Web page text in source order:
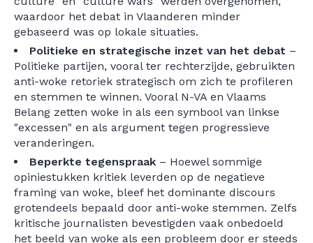
waardoor het debat in Vlaanderen minder
gebaseerd was op lokale situaties.
Politieke en strategische inzet van het debat –
Politieke partijen, vooral ter rechterzijde, gebruikten
anti-woke retoriek strategisch om zich te profileren
en stemmen te winnen. Vooral N-VA en Vlaams
Belang zetten woke in als een symbool van linkse
"excessen" en als argument tegen progressieve
veranderingen.
Beperkte tegenspraak – Hoewel sommige
opiniestukken kritiek leverden op de negatieve
framing van woke, bleef het dominante discours
grotendeels bepaald door anti-woke stemmen. Zelfs
kritische journalisten bevestigden vaak onbedoeld
het beeld van woke als een probleem door er steeds